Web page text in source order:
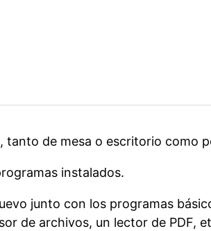
de mesa o escritorio como
instalados.
junto con los programas
de archivos, un lector de PDF,